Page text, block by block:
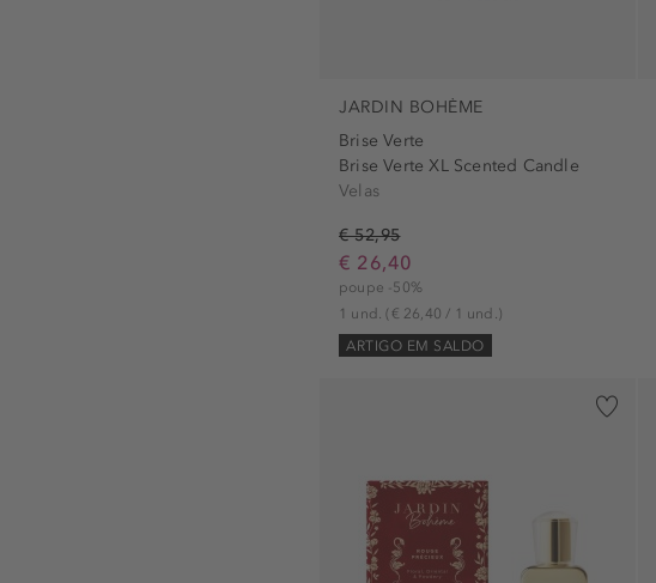
JARDIN BOHÈME
Brise Verte
Brise Verte XL Scented Candle
Velas
€ 52,95
€ 26,40
poupe -50%
1 und.(€ 26,40 / 1 und.)
ARTIGO EM SALDO